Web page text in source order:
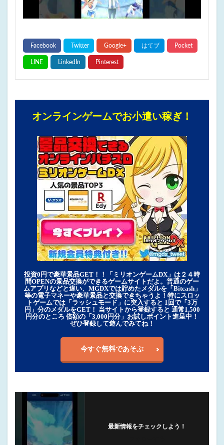
オンラインゲームでお小遣い稼ぎ！
投資0円で豪華景品GET！！「ミリオンゲームDX」は２４時
間OPENの景品交換ができるゲームサイトだよ。普通のゲー
ムアプリなどと違い、MGDXでは貯めたメダルを「Bitcash」
等の電子マネーや豪華景品と交換できちゃうよ！特にスロッ
トゲームでは「ラッシュモード」に突入すると 1回で「3万
円」分のメダルをGET！ 当サイトから登録すると 通常1,500
円分のところ 倍額の「3,000円分」お試しポイント進呈中！
ぜひ登録して遊んでみてね！
今すぐ無料であそぶ
最新情報をチェックしよう！